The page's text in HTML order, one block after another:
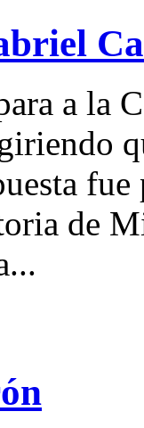
a la
fue
de